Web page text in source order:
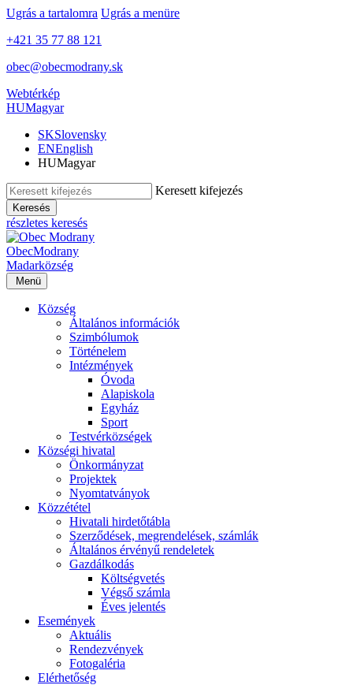
Ugrás a tartalomra Ugrás a menüre
+421 35 77 88 121
obec@obecmodrany.sk
Webtérkép
HUMagyar
SKSlovensky
ENEnglish
HUMagyar
Keresett kifejezés
Keresés
részletes keresés
ObecModrany
Madarközség
Menü
Község
Általános információk
Szimbólumok
Történelem
Intézmények
Óvoda
Alapiskola
Egyház
Sport
Testvérközségek
Községi hivatal
Önkormányzat
Projektek
Nyomtatványok
Közzététel
Hivatali hirdetőtábla
Szerződések, megrendelések, számlák
Általános érvényű rendeletek
Gazdálkodás
Költségvetés
Végső számla
Éves jelentés
Események
Aktuális
Rendezvények
Fotogaléria
Elérhetőség